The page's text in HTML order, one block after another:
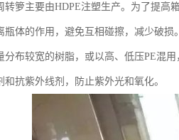
转箩主要由HDPE注塑生产。为了提高
瓶体的作用，避免互相碰擦，减少破
分布较宽的树脂，或以高、低压PE混
和抗紫外线剂，防止紫外光和氧化。